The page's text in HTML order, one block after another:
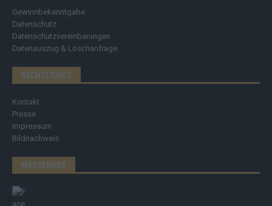
Gewinnbekanntgabe
Datenschutz
Datenschutzvereinbarungen
Datenauszug & Löschanfrage
RECHTLICHES
Kontakt
Presse
Impressum
Bildnachweis
MESSENGER